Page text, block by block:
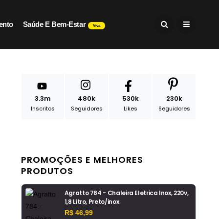
Saúde E Bem-Estar Viva
3.3m
Inscritos
480k
Seguidores
530k
Likes
230k
Seguidores
PROMOÇÕES E MELHORES
PRODUTOS
Agratto 784 - Chaleira Eletrica Inox, 220v,
1,8 Litro, Preto/inox
R$ 46,99